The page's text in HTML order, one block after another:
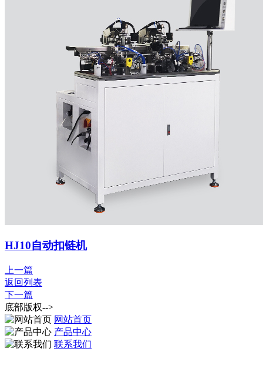
HJ10自动扣链机
上一篇
返回列表
下一篇
底部版权-->
网站首页
产品中心
联系我们